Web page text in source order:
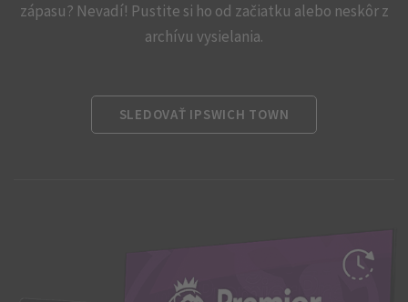
zápasu? Nevadí! Pustite si ho od začiatku alebo neskôr z
archívu vysielania.
SLEDOVAŤ IPSWICH TOWN